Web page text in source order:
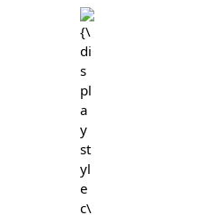
{\displaystyle
c\;}